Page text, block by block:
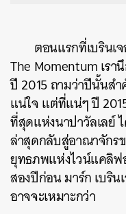
ตอนแรกที่เบรินเ
The Momentum เรา
ปี 2015 ถามว่าปีนั้นส
แน่ใจ แต่ที่แน่ๆ ปี
ที่สุดแห่งนาปาวัลเลย์
ล่าสุดกลับสู่อาณาจักร
ยุทธภพแห่งไวน์แคลิฟ
สองปีก่อน มาร์ก เบริ
อาจจะเหมาะกว่า